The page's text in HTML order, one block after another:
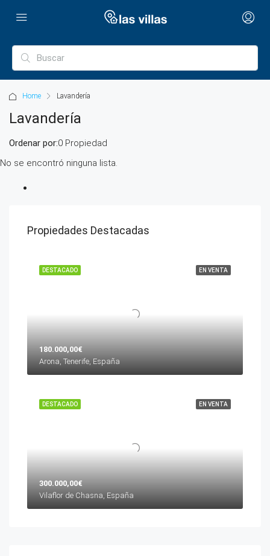
Home Lavandería
Lavandería
0 Propiedad
Ordenar por:
No se encontró ninguna lista.
Propiedades Destacadas
EN VENTA
DESTACADO
180.000,00€
Arona, Tenerife, España
EN VENTA
DESTACADO
300.000,00€
Vilaflor de Chasna, España